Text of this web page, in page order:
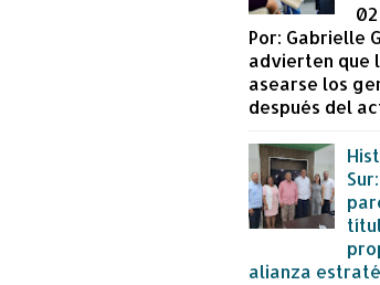
Por: Gabrielle
advierten que
asearse los
después del
alianza